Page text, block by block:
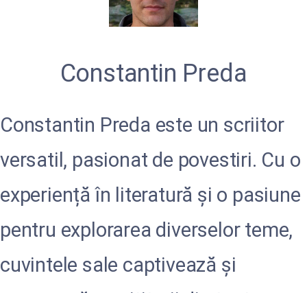
Constantin Preda
Constantin Preda este un scriitor
versatil, pasionat de povestiri. Cu o
experiență în literatură și o pasiune
pentru explorarea diverselor teme,
cuvintele sale captivează și